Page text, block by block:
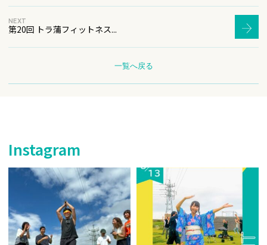
一覧へ戻る
NEXT
第20回 トラ蒲フィットネス...
Instagram